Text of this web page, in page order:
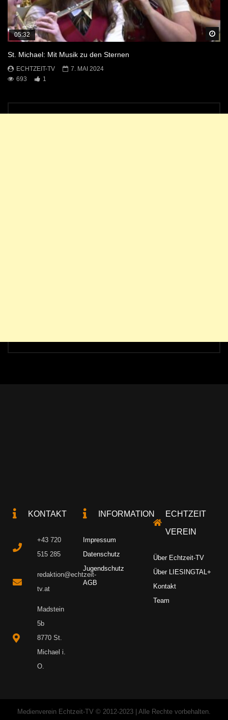
05:32
St. Michael: Mit Musik zu den Sternen
ECHTZEIT-TV
7. MAI 2024
693
1
KONTAKT
+43 720
515 285
redaktion@echtzeit-
tv.at
Madstein
5b
8770 St.
Michael i.
O.
INFORMATION
Impressum
Datenschutz
Jugendschutz
AGB
ECHTZEIT
VEREIN
Über Echtzeit-TV
Über LIESINGTAL+
Kontakt
Team
Medienverein Echtzeit-TV © 2012-2023 | Alle Rechte vorbehalten.